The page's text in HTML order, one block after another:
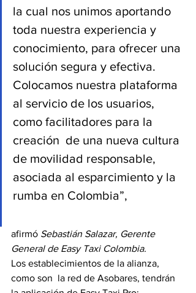
la cual nos unimos aportando
toda nuestra experiencia y
conocimiento, para ofrecer una
solución segura y efectiva.
Colocamos nuestra plataforma
al servicio de los usuarios,
como facilitadores para la
creación  de una nueva cultura
de movilidad responsable,
asociada al esparcimiento y la
rumba en Colombia”,
afirmó Sebastián Salazar, Gerente
General de Easy Taxi Colombia.
Los establecimientos de la alianza,
como son  la red de Asobares, tendrán